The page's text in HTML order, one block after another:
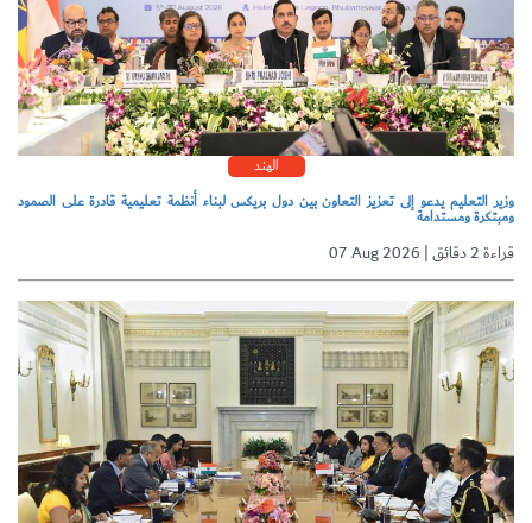
الهند
وزير التعليم يدعو إلى تعزيز التعاون بين دول بريكس لبناء أنظمة تعليمية قادرة على الصمود
ومبتكرة ومستدامة
07 Aug 2026 | قراءة 2 دقائق